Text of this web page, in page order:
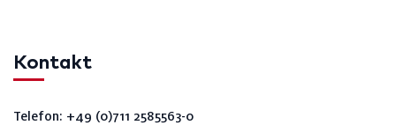
Kontakt
Telefon: +49 (0)711 2585563-0